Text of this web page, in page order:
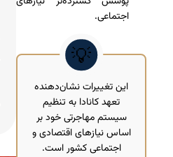
اجتماعی.
این تغییرات نشان‌دهنده
تعهد کانادا به تنظیم
سیستم مهاجرتی خود بر
اساس نیازهای اقتصادی و
اجتماعی کشور است.